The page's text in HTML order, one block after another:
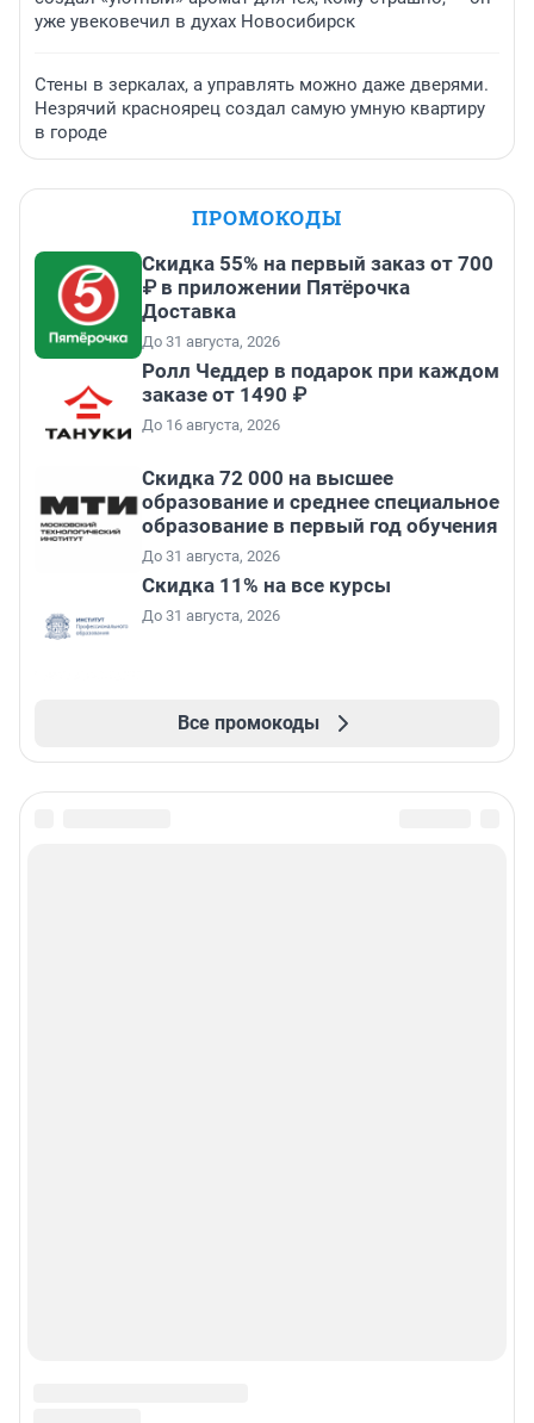
уже увековечил в духах Новосибирск
Стены в зеркалах, а управлять можно даже дверями.
Незрячий красноярец создал самую умную квартиру
в городе
ПРОМОКОДЫ
Скидка 55% на первый заказ от 700
₽ в приложении Пятёрочка
Доставка
До 31 августа, 2026
Ролл Чеддер в подарок при каждом
заказе от 1490 ₽
До 16 августа, 2026
Скидка 72 000 на высшее
образование и среднее специальное
образование в первый год обучения
До 31 августа, 2026
Скидка 11% на все курсы
До 31 августа, 2026
Все промокоды